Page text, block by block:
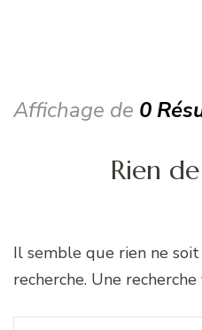
Affichage de 0
Rien
Il semble que rien ne
recherche. Une